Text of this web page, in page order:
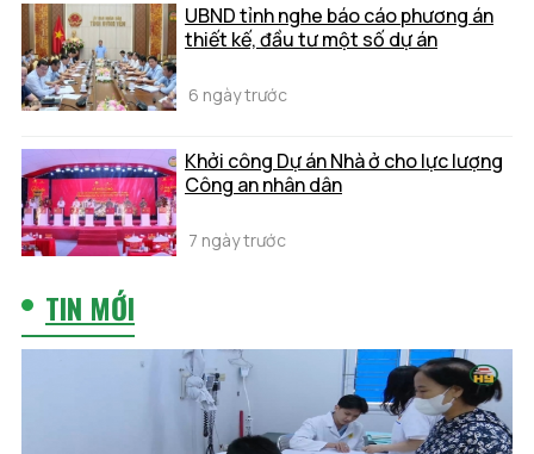
UBND tỉnh nghe báo cáo phương án
thiết kế, đầu tư một số dự án
6 ngày trước
Khởi công Dự án Nhà ở cho lực lượng
Công an nhân dân
7 ngày trước
TIN MỚI